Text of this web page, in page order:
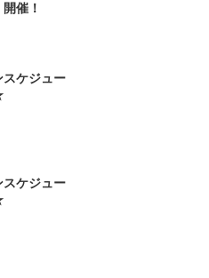
催！
ケジュー
ケジュー